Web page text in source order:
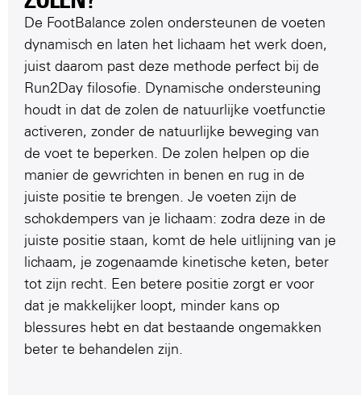
De FootBalance zolen ondersteunen de voeten
dynamisch en laten het lichaam het werk doen,
juist daarom past deze methode perfect bij de
Run2Day filosofie. Dynamische ondersteuning
houdt in dat de zolen de natuurlijke voetfunctie
activeren, zonder de natuurlijke beweging van
de voet te beperken. De zolen helpen op die
manier de gewrichten in benen en rug in de
juiste positie te brengen. Je voeten zijn de
schokdempers van je lichaam: zodra deze in de
juiste positie staan, komt de hele uitlijning van je
lichaam, je zogenaamde kinetische keten, beter
tot zijn recht. Een betere positie zorgt er voor
dat je makkelijker loopt, minder kans op
blessures hebt en dat bestaande ongemakken
beter te behandelen zijn.